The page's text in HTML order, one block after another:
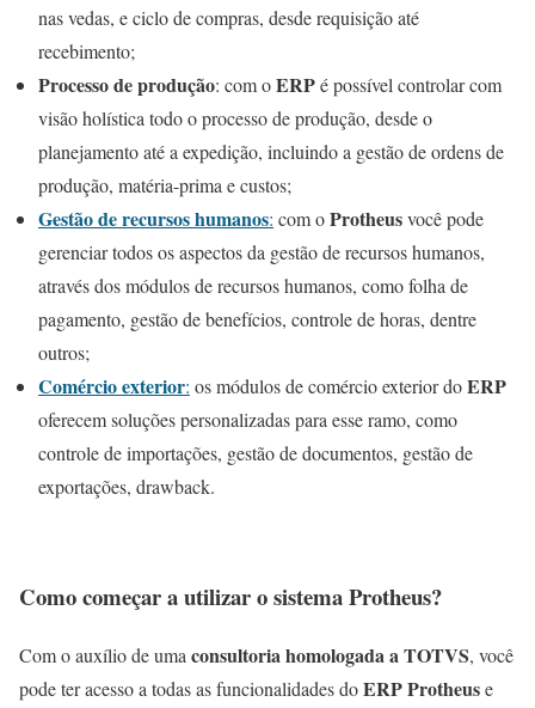
nas vedas, e ciclo de compras, desde requisição até
recebimento;
Processo de produção: com oERPé possível controlar com
visão holística todo o processo de produção, desde o
planejamento até a expedição, incluindo a gestão de ordens de
produção, matéria-prima e custos;
Gestão de recursos humanos: com oProtheusvocê pode
gerenciar todos os aspectos da gestão de recursos humanos,
através dos módulos de recursos humanos, como folha de
pagamento, gestão de benefícios, controle de horas, dentre
outros;
Comércio exterior: os módulos de comércio exterior doERP
oferecem soluções personalizadas para esse ramo, como
controle de importações, gestão de documentos, gestão de
exportações, drawback.
Como começar a utilizar o sistema Protheus?
Com o auxílio de uma consultoria homologada a TOTVS, você
pode ter acesso a todas as funcionalidades doERP Protheuse